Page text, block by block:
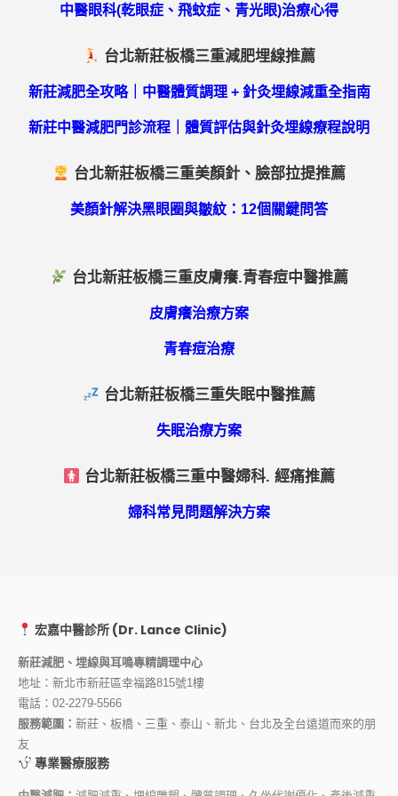
中醫眼科(乾眼症、飛蚊症、青光眼)治療心得
台北新莊板橋三重減肥埋線推薦
新莊減肥全攻略｜中醫體質調理 + 針灸埋線減重全指南
新莊中醫減肥門診流程｜體質評估與針灸埋線療程說明
台北新莊板橋三重美顏針、臉部拉提推薦
美顏針解決黑眼圈與皺紋：12個關鍵問答
台北新莊板橋三重皮膚癢.青春痘中醫推薦
皮膚癢治療方案
青春痘治療
台北新莊板橋三重失眠中醫推薦
失眠治療方案
台北新莊板橋三重中醫婦科. 經痛推薦
婦科常見問題解決方案
宏嘉中醫診所 (Dr. Lance Clinic)
新莊減肥、埋線與耳鳴專精調理中心
地址：新北市新莊區幸福路815號1樓
電話： 02-2279-5566
服務範圍： 新莊、板橋、三重、泰山、新北、台北及全台遠道而來的朋
友
專業醫療服務